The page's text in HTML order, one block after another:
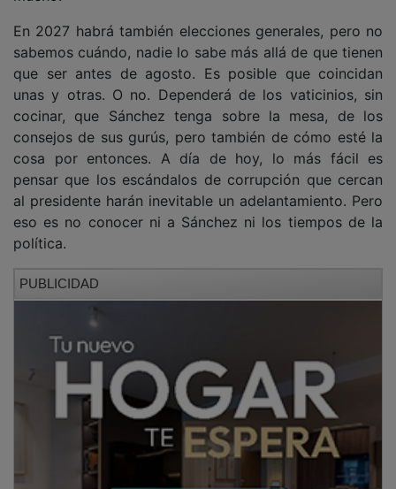
sabemos cuándo, nadie lo sabe más allá de que tienen
que ser antes de agosto. Es posible que coincidan
unas y otras. O no. Dependerá de los vaticinios, sin
cocinar, que Sánchez tenga sobre la mesa, de los
consejos de sus gurús, pero también de cómo esté la
cosa por entonces. A día de hoy, lo más fácil es
pensar que los escándalos de corrupción que cercan
al presidente harán inevitable un adelantamiento. Pero
eso es no conocer ni a Sánchez ni los tiempos de la
política.
Publicaba el diario El Mundo el pasado sábado una
interesantísima entrevista de nuestro paisano Raúl
Conde, uno de los más destacados periodistas que ha
dado esta provincia, a Juan Jesús González,
catedrático de Sociología en la UNED, uno de los
analistas electorales más finos, rigurosos y acertados
que hemos tenido nunca. Decía el entrevistado que “al
Gobierno de Sánchez no lo tumbará la corrupción,
sino el coste de la vida”. Así ha sido siempre. Los